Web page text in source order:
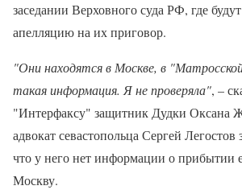
заседании Верховного суда РФ, где
апелляцию на их приговор.
"Они находятся в Москве, в
такая информация. Я не проверяла", –
"Интерфаксу" защитник Дудки Оксана
адвокат севастопольца Сергей Легостов
что у него нет информации о прибытии
Москву.